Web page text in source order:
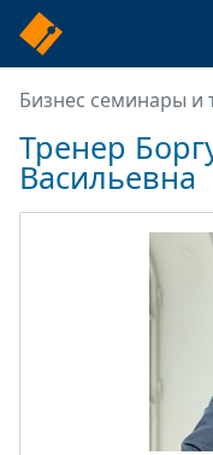
Бизнес семинары и
Тренер
Васильевна